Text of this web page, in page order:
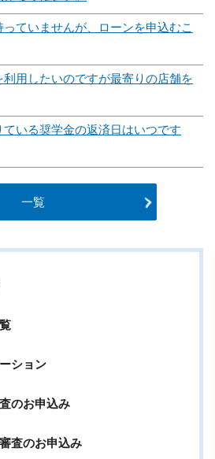
ていませんが、ローンを申込むこ
用したいのですが最寄りの店舗を
いる奨学金の返済日はいつです
一覧
ション
のお申込み
査のお申込み